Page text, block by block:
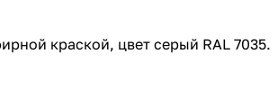
краской, цвет серый RAL 7035.